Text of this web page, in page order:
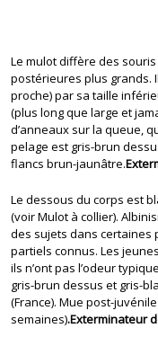
Le mulot diffère des
postérieures plus grands.
proche) par sa taille
(plus long que large et
d’anneaux sur la queue,
pelage est gris-brun
flancs brun-jaunâtre.
Le dessous du corps est
(voir Mulot à collier).
des sujets dans certaines
partiels connus. Les
ils n’ont pas l’odeur
gris-brun dessus et gris-
(France). Mue post-
semaines).Exterminateur